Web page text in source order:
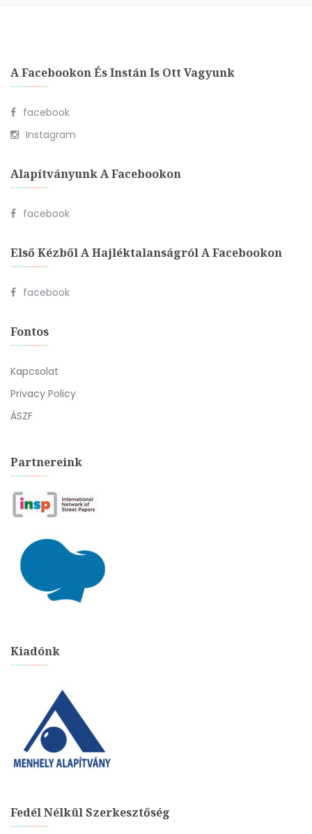
A Facebookon És Instán Is Ott Vagyunk
facebook
Instagram
Alapítványunk A Facebookon
facebook
Első Kézből A Hajléktalanságról A Facebookon
facebook
Fontos
Kapcsolat
Privacy Policy
ÁSZF
Partnereink
Kiadónk
Fedél Nélkül Szerkesztőség